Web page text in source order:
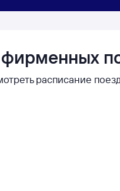
фирменных
расписание